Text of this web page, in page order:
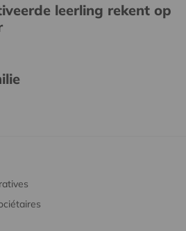
leerling rekent op